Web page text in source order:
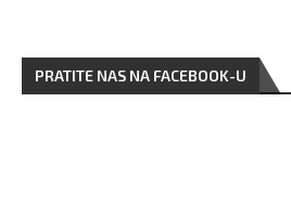
PRATITE NAS NA FACEBOOK-U